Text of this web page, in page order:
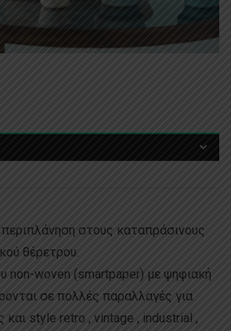
στους καταπράσινους
θέρετρου.
non-woven (smartpaper) με ψηφιακή
σε πολλές παραλλαγές για
style retro , vintage , industrial ,